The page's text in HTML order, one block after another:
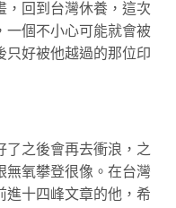
，回到台灣休養，這次
一個不小心可能就會被
只好被他越過的那位印
了之後會再去衝浪，之
無氧攀登很像。在台灣
進十四峰文章的他，希